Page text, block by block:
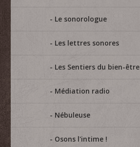
Le sonorologue
Les lettres sonores
Les Sentiers du bien-être
Médiation radio
Nébuleuse
Osons l'intime !